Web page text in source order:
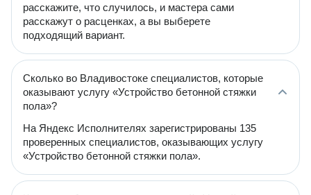
расскажите, что случилось, и мастера сами
расскажут о расценках, а вы выберете
подходящий вариант.
Сколько во Владивостоке специалистов, которые
оказывают услугу «Устройство бетонной стяжки
пола»?
На Яндекс Исполнителях зарегистрированы 135
проверенных специалистов, оказывающих услугу
«Устройство бетонной стяжки пола».